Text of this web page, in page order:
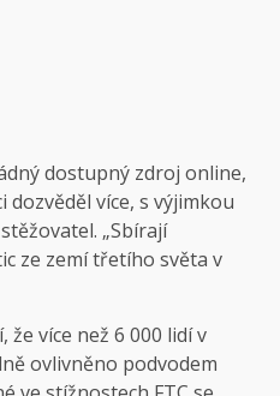
dostupný zdroj online,
více, s výjimkou
„Sbírají
ze zemí třetího světa v
že více než 6 000 lidí v
ovlivněno podvodem